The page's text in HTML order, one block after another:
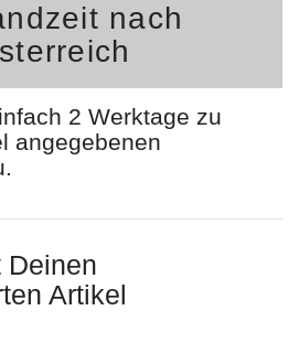
nach
2 Werktage zu
angegebenen
Deinen
Artikel